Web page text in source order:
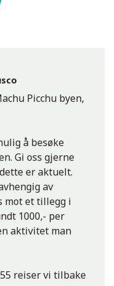
Picchu byen,
å besøke
Gi oss gjerne
er aktuelt.
av
mot et tillegg i
1000,- per
aktivitet man
reiser vi tilbake